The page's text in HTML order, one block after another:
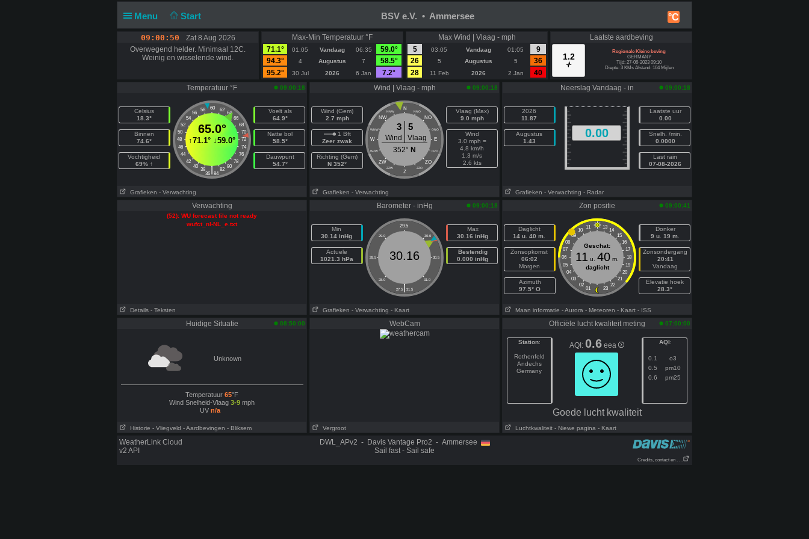
Menu Start °C
BSV e.V. • Ammersee
09:00:50
Zat 8 Aug 2026
Overwegend helder. Minimaal 12C.
Weinig en wisselende wind.
Max-Min Temperatuur °F
71.1°
01:05 Vandaag 06:35
59.0°
94.3°
4 Augustus 7
58.5°
95.2°
30 Jul 2026 6 Jan 7.2°
Max Wind | Vlaag - mph
5
03:05 Vandaag 01:05
9
26
5 Augustus 5
36
28
11 Feb 2026 2 Jan 40
Laatste aardbeving
1.2
Regionale Kleine beving
GERMANY
Tijd: 27-06-2023 09:10
Diepte: 3 KMs Afstand: 104 Mijlen
Temperatuur °F 09:00:18
Celsius
18.3°
Binnen
74.6°
Vochtigheid
69% ↑
60
58 62
56
64
54
66
52
68
50
70
48
72
46
74
44
76
42
78
40
80
38 82
|
36 84
65.0°
↑71.1° ↓59.0°
Voelt als
64.9°
Natte bol
58.5°
Dauwpunt
54.7°
Grafieken - Verwachting
Wind | Vlaag - mph 09:00:18
Wind (Gem)
2.7 mph
1 Bft
Zeer zwak
Richting (Gem)
N 352°
N
NNW NNO
NW NO
WNW ONO
W E
WZW OZO
ZW ZO
ZZW ZZO
Z
3 5
Wind
Vlaag
352° N
Vlaag (Max)
9.0 mph
Wind
3.0 mph =
4.8 km/h
1.3 m/s
2.6 kts
Grafieken - Verwachting
Neerslag Vandaag - in 09:00:18
2026
11.87
Augustus
1.43
0.00
Laatste uur
0.00
Snelh. /min.
0.0000
Last rain
07-08-2026
Grafieken - Verwachting - Radar
Verwachting
(52): WU forecast file not ready
wufct_nl-NL_e.txt
Details - Teksten
Barometer - inHg 09:00:18
Min
30.14 inHg
Actuele
1021.3 hPa
29.5
29.0 30.0
28.5 30.5
28.0 31.0
|
27.5 31.5
30.16
Max
30.16 inHg
Bestendig
0.000 inHg
Grafieken - Verwachting - Kaart
Zon positie 09:00:41
Daglicht
14 u. 40 m.
Zonsopkomst
06:02
Morgen
Azimuth
97.5° O
11 13
10
14
09
15
08
16
07
17
06
18
05
19
04
20
03
21
02
22
01 23
Geschat:
11 u. 40 m.
daglicht
Donker
9 u. 19 m.
Zonsondergang
20:41
Vandaag
Elevatie hoek
28.3°
Maan informatie - Aurora - Meteoren - Kaart - ISS
Huidige Situatie 08:50:00
Unknown
Temperatuur 65°F
Wind Snelheid-Vlaag 3-9 mph
UV n/a
Historie - Vliegveld - Aardbevingen - Bliksem
WebCam
Vergroot
Officiële lucht kwaliteit meting 07:00:00
Station:
Rothenfeld
Andechs
Germany
AQI: 0.6 eea AQI:
0.1
o3
0.5
pm10
0.6
pm25
Goede lucht kwaliteit
Luchtkwaliteit - Niewe pagina - Kaart
WeatherLink Cloud
v2 API
DWL_APv2 - Davis Vantage Pro2 - Ammersee
Sail fast - Sail safe
Credits, contact en . . .